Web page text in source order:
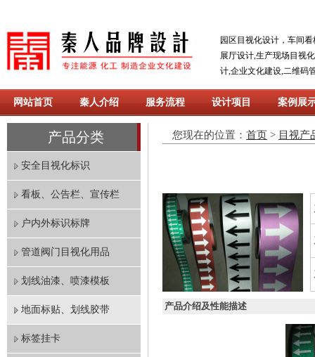
园区目视化设计，车间
展厅设计,生产现场目视
计,企业文化建设,二维码
网站首页 秦人介绍 服务流程 设计项目 案例展
产品分类
安全目视化标识
看板、公告栏、宣传栏
户内外标识标牌
管道阀门目视化用品
划线油漆、喷漆模板
地面标贴、划线胶带
标签挂卡
您现在的位置： 首页 > 目视产
产品介绍及性能描述